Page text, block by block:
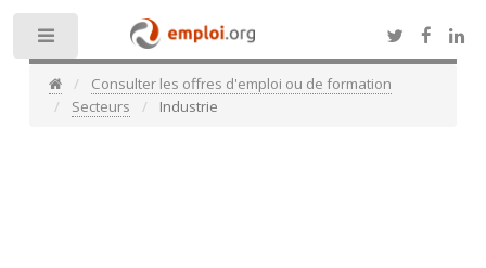
Consulter les offres d'emploi ou de formation
Secteurs
Industrie
Toggle